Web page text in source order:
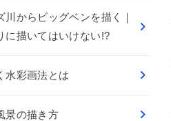
川からビッグベンを描く｜
に描いてはいけない!?
水彩画法とは
景の描き方